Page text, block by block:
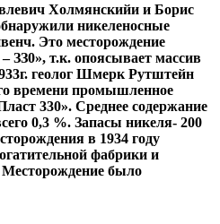
Холмянскийи и Борис
никеленосные
Это месторождение
ЗЗ0», т.к. опоясывает массив
геолог Шмерк Рутштейн
времени промышленное
330». Среднее содержание
0,3 %. Запасы никеля- 200
в 1934 году
фабрики и
было